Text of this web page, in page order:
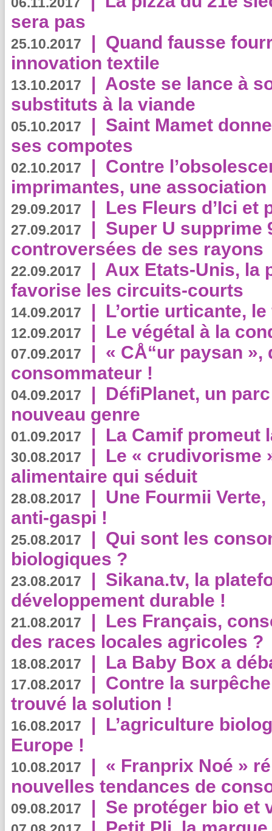
sera pas
25.10.2017 | Quand fausse
innovation textile
13.10.2017 | Aoste se lance à
substituts à la viande
05.10.2017 | Saint Mamet
ses compotes
02.10.2017 | Contre
imprimantes, une
29.09.2017 | Les Fleurs d’Ici et
27.09.2017 | Super U supprime
controversées de ses rayons
22.09.2017 | Aux Etats-Unis, la
favorise les circuits-courts
14.09.2017 | L’ortie urticante,
12.09.2017 | Le végétal à la
07.09.2017 | « CÅ“ur paysan
consommateur !
04.09.2017 | DéfiPlanet, un
nouveau genre
01.09.2017 | La Camif promeut
30.08.2017 | Le « crudivorisme
alimentaire qui séduit
28.08.2017 | Une Fourmii
anti-gaspi !
25.08.2017 | Qui sont les
biologiques ?
23.08.2017 | Sikana.tv, la
développement durable !
21.08.2017 | Les Français,
des races locales agricoles ?
18.08.2017 | La Baby Box a
17.08.2017 | Contre la
trouvé la solution !
16.08.2017 | L’agriculture
Europe !
10.08.2017 | « Franprix Noé »
nouvelles tendances de
09.08.2017 | Se protéger bio et